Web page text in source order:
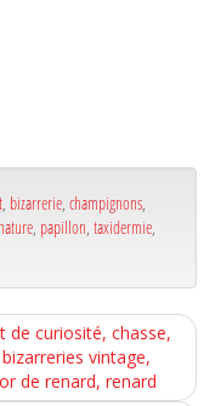
bizarrerie champignons
nature papillon taxidermie
de curiosité, chasse,
vintage,
de renard, renard